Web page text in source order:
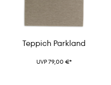
Teppich Parkland
UVP 79,00 €*